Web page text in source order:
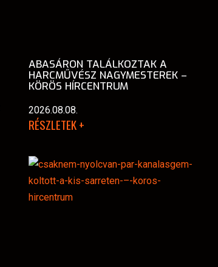
ABASÁRON TALÁLKOZTAK A
HARCMŰVÉSZ NAGYMESTEREK –
KÖRÖS HÍRCENTRUM
2026.08.08.
RÉSZLETEK +